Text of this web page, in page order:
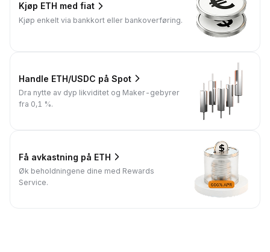
Kjøp ETH med fiat
Kjøp enkelt via bankkort eller bankoverføring.
Handle ETH/USDC på Spot
Dra nytte av dyp likviditet og Maker-gebyrer
fra 0,1 %.
Få avkastning på ETH
Øk beholdningene dine med Rewards
Service.